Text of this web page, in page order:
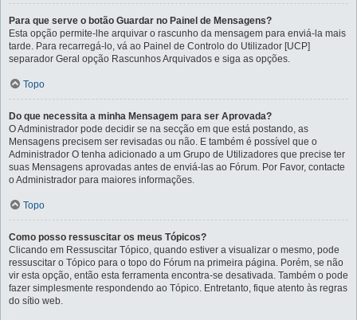
Para que serve o botão Guardar no Painel de Mensagens?
Esta opção permite-lhe arquivar o rascunho da mensagem para enviá-la mais
tarde. Para recarregá-lo, vá ao Painel de Controlo do Utilizador [UCP]
separador Geral opção Rascunhos Arquivados e siga as opções.
Topo
Do que necessita a minha Mensagem para ser Aprovada?
O Administrador pode decidir se na secção em que está postando, as
Mensagens precisem ser revisadas ou não. E também é possível que o
Administrador O tenha adicionado a um Grupo de Utilizadores que precise ter
suas Mensagens aprovadas antes de enviá-las ao Fórum. Por Favor, contacte
o Administrador para maiores informações.
Topo
Como posso ressuscitar os meus Tópicos?
Clicando em Ressuscitar Tópico, quando estiver a visualizar o mesmo, pode
ressuscitar o Tópico para o topo do Fórum na primeira página. Porém, se não
vir esta opção, então esta ferramenta encontra-se desativada. Também o pode
fazer simplesmente respondendo ao Tópico. Entretanto, fique atento às regras
do sítio web.